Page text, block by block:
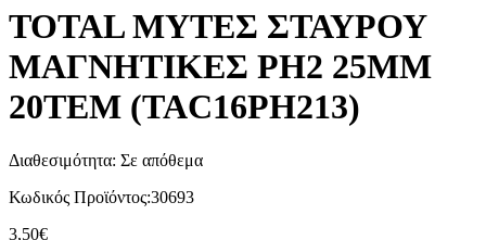
TOTAL ΜΥΤΕΣ ΣΤΑΥΡΟΥ
ΜΑΓΝΗΤΙΚΕΣ PH2 25MM
20ΤΕΜ (TAC16PH213)
Διαθεσιμότητα: Σε απόθεμα
Κωδικός Προϊόντος:30693
3,50€